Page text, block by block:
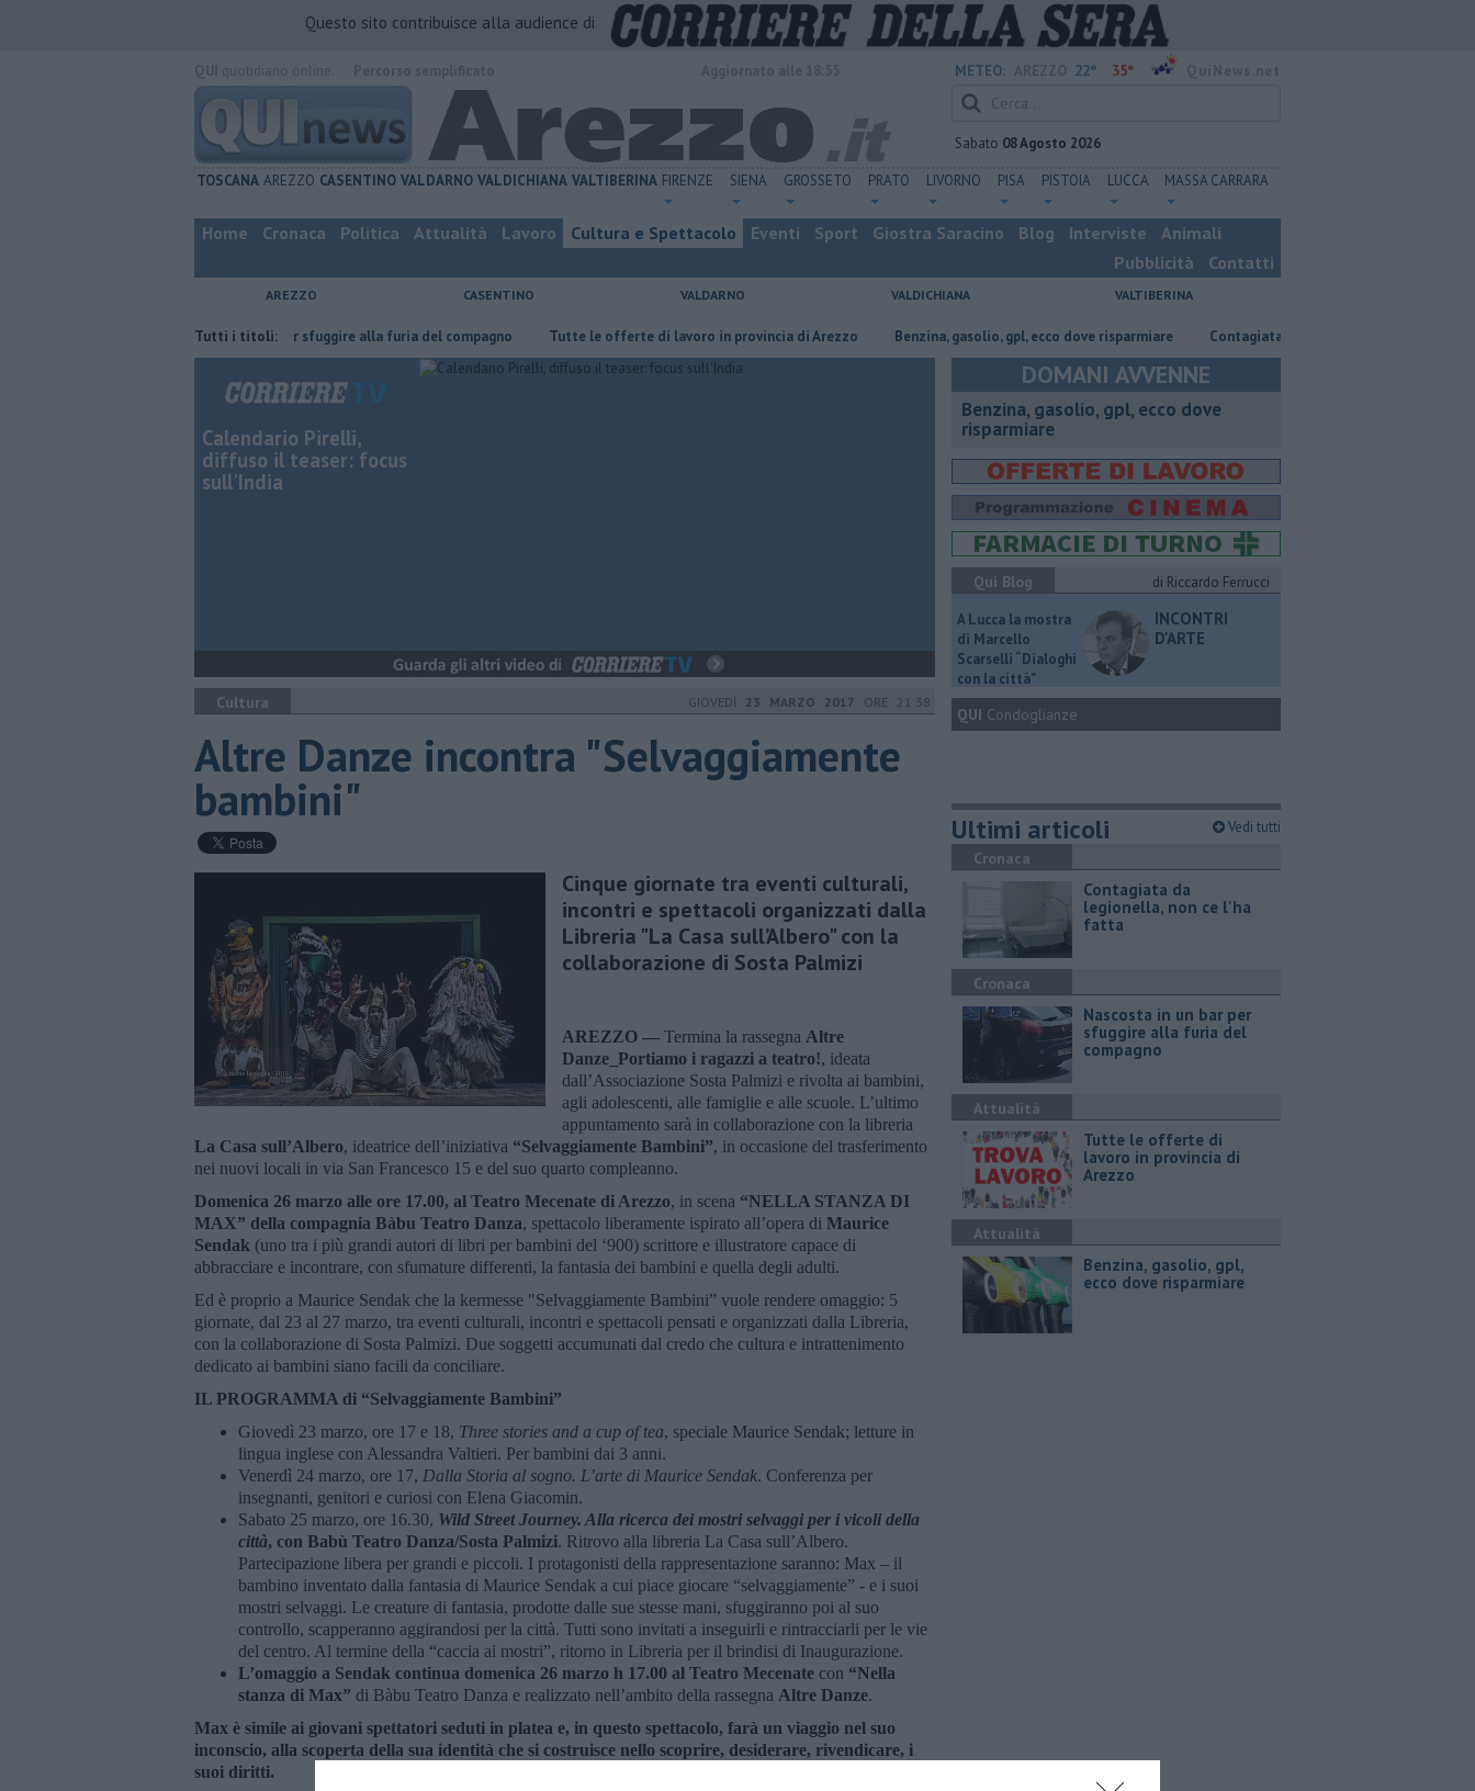
Questo sito contribuisce alla audience di
METEO: 22° 35°
Sabato 08 Agosto 2026
TOSCANA AREZZO CASENTINO VALDARNO VALDICHIANA VALTIBERINA FIRENZE SIENA GROSSETO PRATO LIVORNO PISA PISTOIA LUCCA MASSA CARRARA
Home Cronaca Politica Attualità Lavoro Cultura e Spettacolo Eventi Sport Giostra Saracino Blog Interviste
Animali
Pubblicità
Contatti
AREZZO CASENTINO VALDARNO VALDICHIANA VALTIBERINA
Tutti i titoli:
Nascosta in un bar per sfuggire alla furia del compagno ​Tutte le offerte di lavoro in provincia di Arezzo ​Benzina, gasolio, gpl, ecco dove risparmiare Contagiata da legionella, non ce l'ha fatta
Calendario Pirelli,
diffuso il teaser: focus
sull'India
Cultura GIOVEDÌ 23 MARZO 2017 ORE 21:38
Altre Danze incontra "Selvaggiamente
bambini"
Cinque giornate tra eventi culturali,
incontri e spettacoli organizzati dalla
Libreria "La Casa sull’Albero" con la
collaborazione di Sosta Palmizi
AREZZO — Termina la rassegna Altre
Danze_Portiamo i ragazzi a teatro!, ideata
dall’Associazione Sosta Palmizi e rivolta ai bambini,
agli adolescenti, alle famiglie e alle scuole. L’ultimo
appuntamento sarà in collaborazione con la libreria
La Casa sull’Albero, ideatrice dell’iniziativa “Selvaggiamente Bambini”, in occasione del trasferimento
nei nuovi locali in via San Francesco 15 e del suo quarto compleanno.
Domenica 26 marzo alle ore 17.00, al Teatro Mecenate di Arezzo, in scena “NELLA STANZA DI
MAX” della compagnia Bàbu Teatro Danza, spettacolo liberamente ispirato all’opera di Maurice
Sendak (uno tra i più grandi autori di libri per bambini del ‘900) scrittore e illustratore capace di
abbracciare e incontrare, con sfumature differenti, la fantasia dei bambini e quella degli adulti.
Ed è proprio a Maurice Sendak che la kermesse "Selvaggiamente Bambini” vuole rendere omaggio: 5
giornate, dal 23 al 27 marzo, tra eventi culturali, incontri e spettacoli pensati e organizzati dalla Libreria,
con la collaborazione di Sosta Palmizi. Due soggetti accumunati dal credo che cultura e intrattenimento
dedicato ai bambini siano facili da conciliare.
IL PROGRAMMA di “Selvaggiamente Bambini”
Giovedì 23 marzo, ore 17 e 18, Three stories and a cup of tea, speciale Maurice Sendak; letture in
lingua inglese con Alessandra Valtieri. Per bambini dai 3 anni.
Venerdì 24 marzo, ore 17, Dalla Storia al sogno. L’arte di Maurice Sendak. Conferenza per
insegnanti, genitori e curiosi con Elena Giacomin.
Sabato 25 marzo, ore 16.30, Wild Street Journey. Alla ricerca dei mostri selvaggi per i vicoli della
città, con Babù Teatro Danza/Sosta Palmizi. Ritrovo alla libreria La Casa sull’Albero.
Partecipazione libera per grandi e piccoli. I protagonisti della rappresentazione saranno: Max – il
bambino inventato dalla fantasia di Maurice Sendak a cui piace giocare “selvaggiamente” - e i suoi
mostri selvaggi. Le creature di fantasia, prodotte dalle sue stesse mani, sfuggiranno poi al suo
controllo, scapperanno aggirandosi per la città. Tutti sono invitati a inseguirli e rintracciarli per le vie
del centro. Al termine della “caccia ai mostri”, ritorno in Libreria per il brindisi di Inaugurazione.
L’omaggio a Sendak continua domenica 26 marzo h 17.00 al Teatro Mecenate con “Nella
stanza di Max” di Bàbu Teatro Danza e realizzato nell’ambito della rassegna Altre Danze.
Max è simile ai giovani spettatori seduti in platea e, in questo spettacolo, farà un viaggio nel suo
inconscio, alla scoperta della sua identità che si costruisce nello scoprire, desiderare, rivendicare, i
suoi diritti.
DOMANI AVVENNE
​Benzina, gasolio, gpl, ecco dove
risparmiare
Qui Blog
di Riccardo Ferrucci
A Lucca la mostra
di Marcello
Scarselli “Dialoghi
con la città"
INCONTRI
D'ARTE
QUI Condoglianze
Ultimi articoli Vedi tutti
Cronaca
Contagiata da
legionella, non ce l'ha
fatta
Cronaca
Nascosta in un bar per
sfuggire alla furia del
compagno
Attualità
​Tutte le offerte di
lavoro in provincia di
Arezzo
Attualità
​Benzina, gasolio, gpl,
ecco dove risparmiare